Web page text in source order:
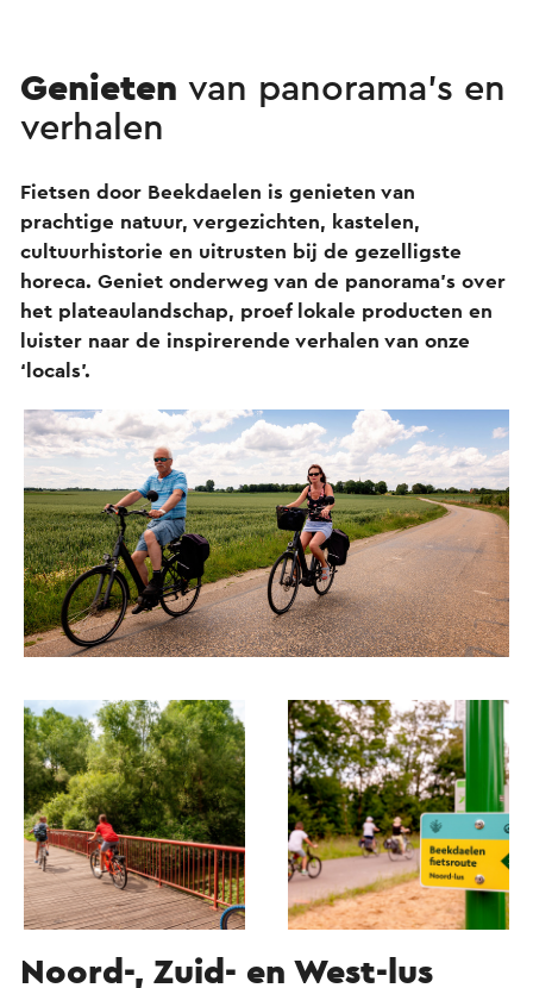
Genieten van panorama's en
verhalen
Fietsen door Beekdaelen is genieten van
prachtige natuur, vergezichten, kastelen,
cultuurhistorie en uitrusten bij de gezelligste
horeca. Geniet onderweg van de panorama’s over
het plateaulandschap, proef lokale producten en
luister naar de inspirerende verhalen van onze
‘locals’.
Noord-, Zuid- en West-lus